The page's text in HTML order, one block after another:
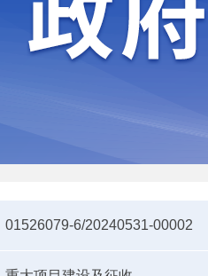
01526079-6/20240531-00002